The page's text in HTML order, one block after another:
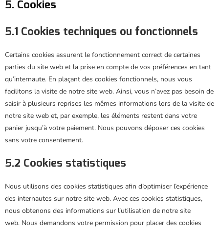
5. Cookies
5.1 Cookies techniques ou fonctionnels
Certains cookies assurent le fonctionnement correct de certaines
parties du site web et la prise en compte de vos préférences en tant
qu’internaute. En plaçant des cookies fonctionnels, nous vous
facilitons la visite de notre site web. Ainsi, vous n’avez pas besoin de
saisir à plusieurs reprises les mêmes informations lors de la visite de
notre site web et, par exemple, les éléments restent dans votre
panier jusqu’à votre paiement. Nous pouvons déposer ces cookies
sans votre consentement.
5.2 Cookies statistiques
Nous utilisons des cookies statistiques afin d’optimiser l’expérience
des internautes sur notre site web. Avec ces cookies statistiques,
nous obtenons des informations sur l’utilisation de notre site
web. Nous demandons votre permission pour placer des cookies